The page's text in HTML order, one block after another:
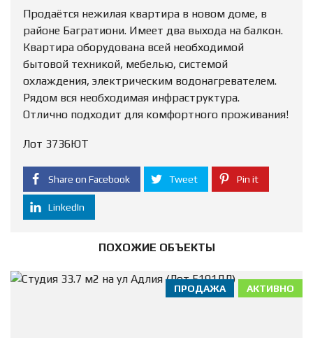
Продаётся нежилая квартира в новом доме, в
районе Багратиони. Имеет два выхода на балкон.
Квартира оборудована всей необходимой
бытовой техникой, мебелью, системой
охлаждения, электрическим водонагревателем.
Рядом вся необходимая инфраструктура.
Отлично подходит для комфортного проживания!
Лот 3736ЮТ
Share on Facebook Tweet Pin it
LinkedIn
ПОХОЖИЕ ОБЪЕКТЫ
АКТИВНО
ПРОДАЖА